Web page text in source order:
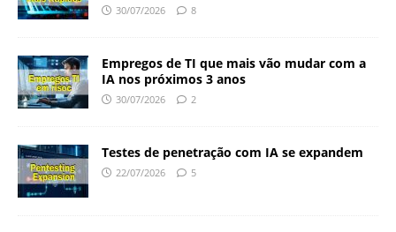
30/07/2026 8
Empregos de TI que mais vão mudar com a
IA nos próximos 3 anos
30/07/2026 2
Testes de penetração com IA se expandem
22/07/2026 5